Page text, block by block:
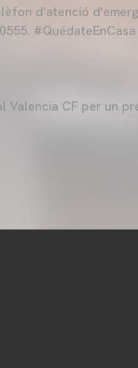
d'atenció
Valencia CF per un